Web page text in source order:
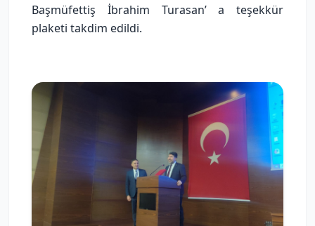
Başmüfettiş İbrahim Turasan’ a teşekkür
plaketi takdim edildi.